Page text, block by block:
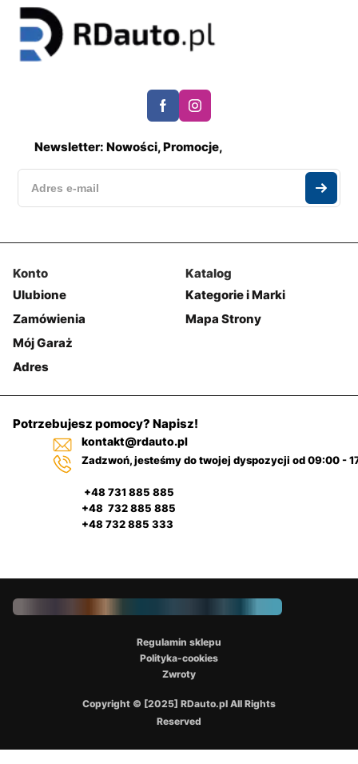
Newsletter: Nowości, Promocje,
Konto
Ulubione
Zamówienia
Mój Garaż
Adres
Katalog
Kategorie i Marki
Mapa Strony
Potrzebujesz pomocy? Napisz!
kontakt@rdauto.pl
Zadzwoń, jesteśmy do twojej dyspozycji od 09:00 -
+48 731 885 885
+48 732 885 885
+48 732 885 333
Copyright © [2025] RDauto.pl All Rights
Reserved
Regulamin sklepu
Polityka-cookies
Zwroty